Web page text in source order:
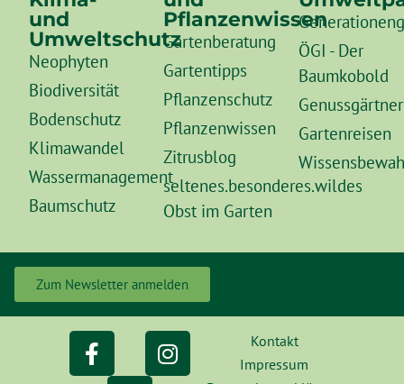
und
Umweltschutz
Neophyten
Biodiversität
Bodenschutz
Klimawandel
Wassermanagement
Baumschutz
Pflanzenwissen
Gartenberatung
Gartentipps
Pflanzenschutz
Pflanzenwissen
Zitrusblog
seltenes.besonderes.wildes
Obst im Garten
ÖGI - Der
Baumkobold
Gartenreisen
Zum Newsletter anmelden
Kontakt
Impressum